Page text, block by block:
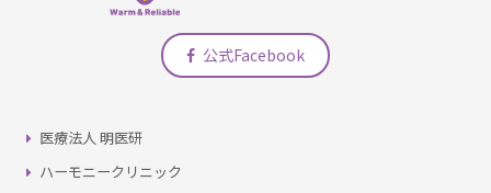
公式Facebook
医療法人 明医研
ハーモニークリニック